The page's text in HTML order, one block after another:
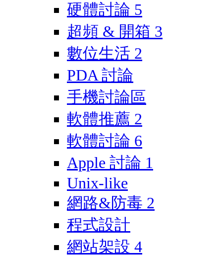
硬體討論 5
超頻 & 開箱 3
數位生活 2
PDA 討論
手機討論區
軟體推薦 2
軟體討論 6
Apple 討論 1
Unix-like
網路&防毒 2
程式設計
網站架設 4